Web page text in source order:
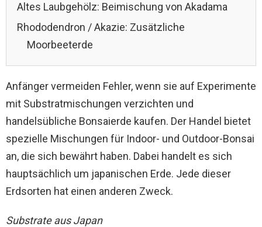
Altes Laubgehölz: Beimischung von Akadama
Rhododendron / Akazie: Zusätzliche
Moorbeeterde
Anfänger vermeiden Fehler, wenn sie auf Experimente
mit Substratmischungen verzichten und
handelsübliche Bonsaierde kaufen. Der Handel bietet
spezielle Mischungen für Indoor- und Outdoor-Bonsai
an, die sich bewährt haben. Dabei handelt es sich
hauptsächlich um japanischen Erde. Jede dieser
Erdsorten hat einen anderen Zweck.
Substrate aus Japan